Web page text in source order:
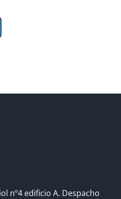
nº4 edificio A. Despacho